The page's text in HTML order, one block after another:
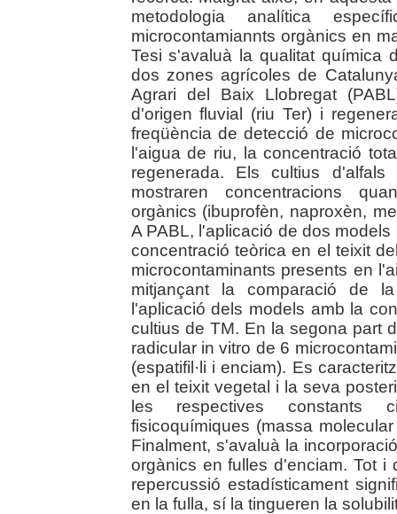
metodologia analítica
microcontamiannts orgànics en
Tesi s'avaluà la qualitat química
dos zones agrícoles de
Agrari del Baix Llobregat
d'origen fluvial (riu Ter) i
freqüència de detecció de
l'aigua de riu, la concentració
regenerada. Els cultius
mostraren concentracions
orgànics (ibuprofèn, naproxèn,
A PABL, l'aplicació de dos
concentració teòrica en el teixit
microcontaminants presents en
mitjançant la comparació de
l'aplicació dels models amb la
cultius de TM. En la segona part
radicular in vitro de 6
(espatifil·li i enciam). Es
en el teixit vegetal i la seva
les respectives constants
fisicoquímiques (massa
Finalment, s'avaluà la
orgànics en fulles d'enciam. Tot
repercussió estadísticament
en la fulla, sí la tingueren la